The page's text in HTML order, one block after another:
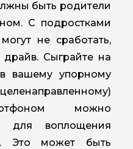
быть родители
С подростками
не сработать,
Сыграйте на
вашему упорному
можно
для воплощения
Это может быть